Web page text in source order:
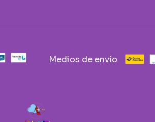
Medios de envío